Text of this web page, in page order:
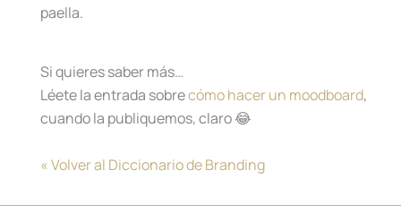
paella.
Si quieres saber más…
Léete la entrada sobrecómo hacer un moodboard,
cuando la publiquemos, claro 😂
« Volver al Diccionario de Branding